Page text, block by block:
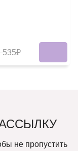
535₽
не пропустить